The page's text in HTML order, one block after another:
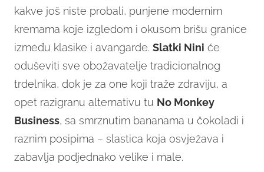
kakve još niste probali, punjene modernim
kremama koje izgledom i okusom brišu granice
između klasike i avangarde. Slatki Nini će
oduševiti sve obožavatelje tradicionalnog
trdelnika, dok je za one koji traže zdraviju, a
opet razigranu alternativu tu No Monkey
Business, sa smrznutim bananama u čokoladi i
raznim posipima – slastica koja osvježava i
zabavlja podjednako velike i male.